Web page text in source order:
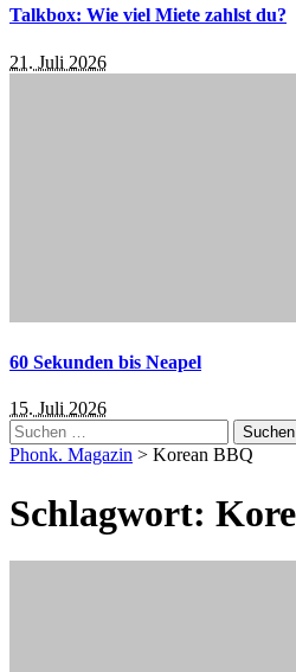
Talkbox: Wie viel Miete zahlst du?
21. Juli 2026
60 Sekunden bis Neapel
15. Juli 2026
Suchen
nach:
Phonk. Magazin > Korean BBQ
Schlagwort: